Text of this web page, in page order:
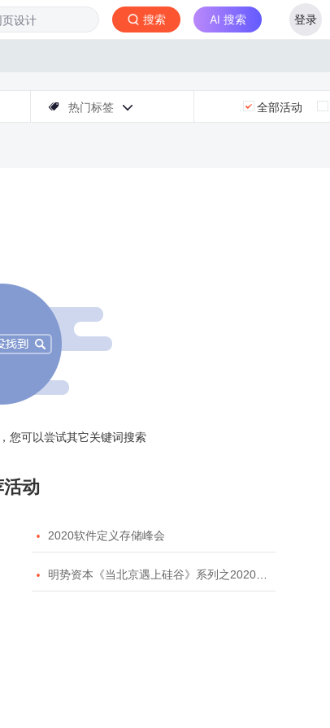
搜索 AI 搜索 登录
 热门标签  全部活动
您可以尝试其它关键词搜索
动
 2020软件定义存储峰会
 明势资本《当北京遇上硅谷》系列之2020年度开源峰会